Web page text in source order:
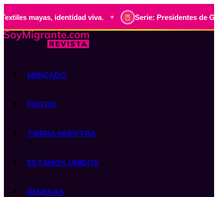
identidad viva. • Serie: Presidentes de Guatemala,
MERCADO
ÉXITOS
TIERRA NUESTRA
ESTAMOS UNIDOS
REMESAS